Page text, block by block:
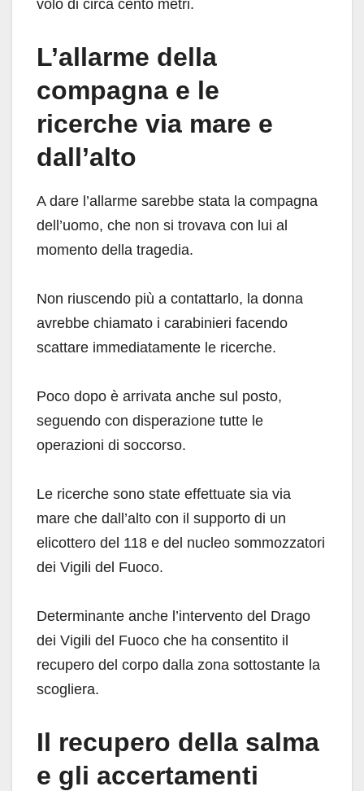
volo di circa cento metri.
L’allarme della
compagna e le
ricerche via mare e
dall’alto
A dare l’allarme sarebbe stata la compagna
dell’uomo, che non si trovava con lui al
momento della tragedia.
Non riuscendo più a contattarlo, la donna
avrebbe chiamato i carabinieri facendo
scattare immediatamente le ricerche.
Poco dopo è arrivata anche sul posto,
seguendo con disperazione tutte le
operazioni di soccorso.
Le ricerche sono state effettuate sia via
mare che dall’alto con il supporto di un
elicottero del 118 e del nucleo sommozzatori
dei Vigili del Fuoco.
Determinante anche l’intervento del Drago
dei Vigili del Fuoco che ha consentito il
recupero del corpo dalla zona sottostante la
scogliera.
Il recupero della salma
e gli accertamenti